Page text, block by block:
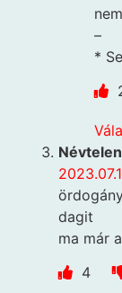
–
*
Névtelen
dagit
ma már
4